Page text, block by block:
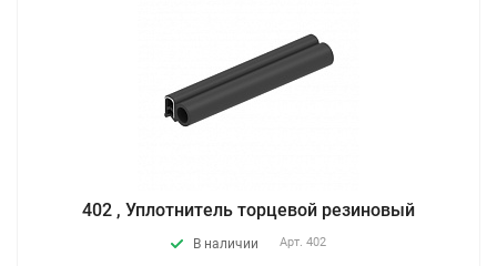
402 , Уплотнитель торцевой резиновый
В наличии Арт. 402